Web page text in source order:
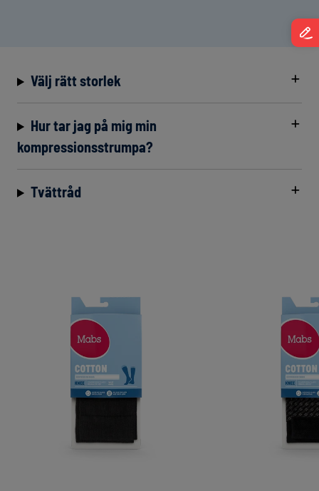
Välj rätt storlek
Hur tar jag på mig min
kompressionsstrumpa?
Tvättråd